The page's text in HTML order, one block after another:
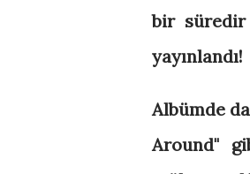
bir süredir
yayınlandı!
Albümde
Around"